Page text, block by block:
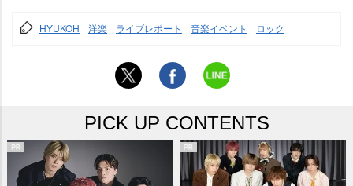
HYUKOH 洋楽 ライブレポート 音楽イベント ロック
PICK UP CONTENTS